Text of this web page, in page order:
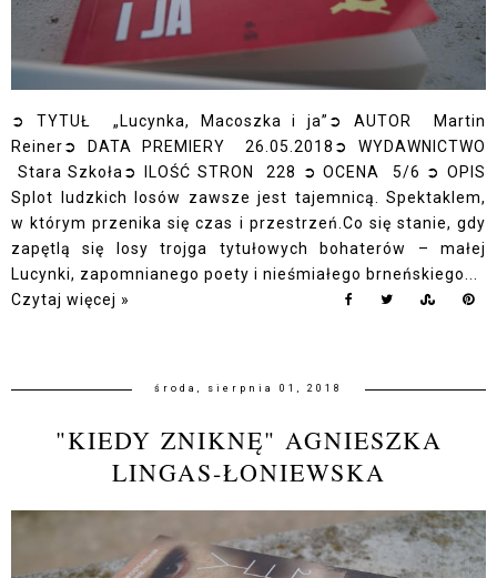
➲ TYTUŁ „Lucynka, Macoszka i ja”➲ AUTOR Martin
Reiner➲ DATA PREMIERY 26.05.2018➲ WYDAWNICTWO
Stara Szkoła➲ ILOŚĆ STRON 228 ➲ OCENA 5/6 ➲ OPIS
Splot ludzkich losów zawsze jest tajemnicą. Spektaklem,
w którym przenika się czas i przestrzeń.Co się stanie, gdy
zapętlą się losy trojga tytułowych bohaterów – małej
Lucynki, zapomnianego poety i nieśmiałego brneńskiego...
Czytaj więcej »
środa, sierpnia 01, 2018
"KIEDY ZNIKNĘ" AGNIESZKA
LINGAS-ŁONIEWSKA